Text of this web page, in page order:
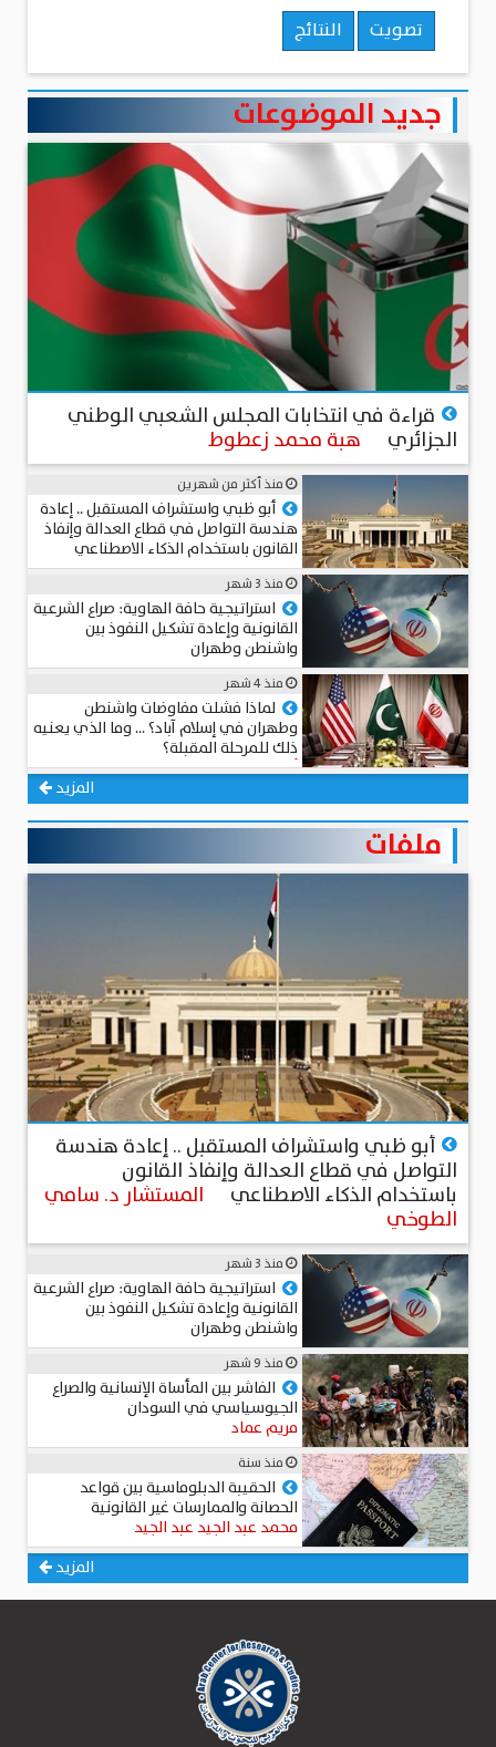
تصويت النتائج
جديد الموضوعات
قراءة في انتخابات المجلس الشعبي الوطني
الجزائري هبة محمد زعطوط
منذ أكثر من شهرين
أبو ظبي واستشراف المستقبل .. إعادة
هندسة التواصل في قطاع العدالة وإنفاذ
القانون باستخدام الذكاء الاصطناعي
المستشار د. سامي الطوخي
منذ 3 شهر
استراتيجية حافة الهاوية: صراع الشرعية
القانونية وإعادة تشكيل النفوذ بين
واشنطن وطهران
عميد د. محمد حجاب
منذ 4 شهر
لماذا فشلت مفاوضات واشنطن
وطهران في إسلام آباد؟ … وما الذي يعنيه
ذلك للمرحلة المقبلة؟
أحمد مهدي
المزيد
ملفات
منذ أكثر من شهرين
أبو ظبي واستشراف المستقبل .. إعادة هندسة
التواصل في قطاع العدالة وإنفاذ القانون
باستخدام الذكاء الاصطناعي المستشار د. سامي
الطوخي
منذ 3 شهر
استراتيجية حافة الهاوية: صراع الشرعية
القانونية وإعادة تشكيل النفوذ بين
واشنطن وطهران
عميد د. محمد حجاب
منذ 9 شهر
الفاشر بين المأساة الإنسانية والصراع
الجيوسياسي في السودان
مريم عماد
منذ سنة
الحقيبة الدبلوماسية بين قواعد
الحصانة والممارسات غير القانونية
محمد عبد الجيد عبد الجيد
المزيد